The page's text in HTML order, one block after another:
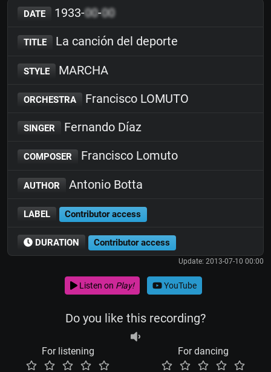
DATE 1933-00-00
TITLE La canción del deporte
STYLE MARCHA
ORCHESTRA Francisco LOMUTO
SINGER Fernando Díaz
COMPOSER Francisco Lomuto
AUTHOR Antonio Botta
LABEL Contributor access
DURATION Contributor access
Update: 2013-07-10 00:00
Listen on Play! YouTube
Do you like this recording?
For listening For dancing